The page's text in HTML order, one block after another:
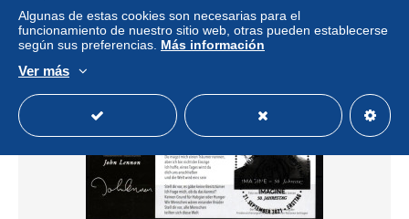
Nuevo
Algunas de estas cookies son necesarias para el
funcionamiento de nuestro sitio web, otras pueden establecerse
según sus preferencias. Más información
Ver más